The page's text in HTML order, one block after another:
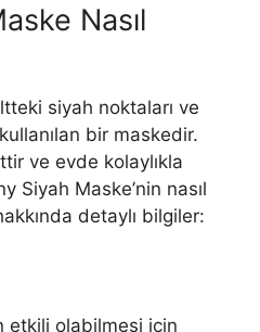
Nasıl
siyah noktaları ve
bir maskedir.
ve evde kolaylıkla
Siyah Maske’nin nasıl
detaylı bilgiler:
etkili olabilmesi için